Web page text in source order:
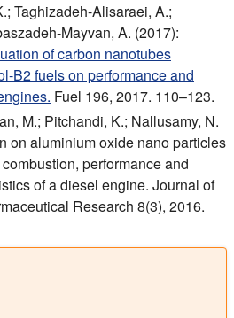
Taghizadeh-Alisaraei, A.;
Mayvan, A. (2017):
of carbon nanotubes
B2 fuels on performance and
Fuel 196, 2017. 110–123.
M.; Pitchandi, K.; Nallusamy, N.
on aluminium oxide nano particles
performance and
of a diesel engine. Journal of
Research 8(3), 2016.